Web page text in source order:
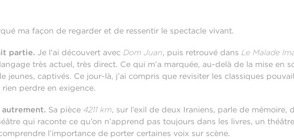
ma façon de regarder et de ressentir le spectacle vivant.
partie. Je l’ai découvert avec Dom Juan, puis retrouvé dans Le Malade
très actuel, très direct. Ce qui m’a marquée, au-delà de la mise en
jeunes, captivés. Ce jour-là, j’ai compris que revisiter les classiques
rien perdre en exigence.
autrement. Sa pièce 4211 km, sur l’exil de deux Iraniens, parle de mémoire,
qui raconte ce qu’on n’apprend pas toujours dans les livres, un
l’importance de porter certaines voix sur scène.